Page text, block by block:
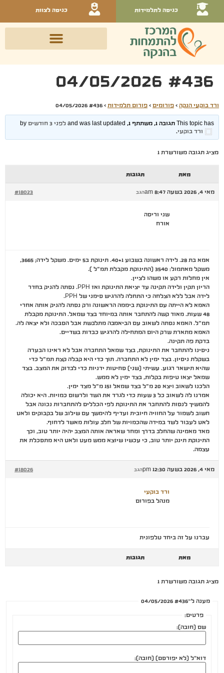
כניסה לתלמידות כניסה לצוות
#436 04/05/2026
ורד בוקעי הנקה › פורומים › פורום תלמידות ›
#436 04/05/2026
This topic has תגובה 1, משתתף 1, and was last updated לפני 3 חודשים
by
ורד בוקעי.
מציג תגובה משורשרת 1
מאת תגובות
מאי 4, 2026 בשעה 8:47 am #18023 הגב
שני וריסה
אורח
אמא בת 28. לידה ראשונה בשבוע 40+1. תינוקת ב5 ימים. משקל לידה; 3665,
משקל מאתמול: 3540 (התינוקת מקבלת תמ״ל ).
אין מחלות רקע או משהו לציין.
הריון תקין ולידה תקינה עד יציאת התינוקת ואז PPH. נסתה להניק בחדר
לידה אבל ללא הצלחה כי התחלה להרגיש סימני של PPH.
האמא לא הייתה עם התינוקת ביממה הראשונה ורק נסתה להניק אותה אחרי
48 שעות. מאוד קשה להתחבר אותה במיוחד בצד שמאל. התינוקת מקבלת
תמ״ל. האמא נסתה לשאוב עם הביאמבה מתלבשת אבל הסבכה ולא יצאה לה.
האמא מתארת שרק היום המתחילה להרגיש כבדות בשדיים.
בדקת פה תקינה.
ניסינו להתחבר את התינוקת, בצד שמאל התחברה אבל לא ראינו הבערה
בשקלת ניסיון. בצד ימין לא התחברה. תוך כדי היא קבלה קצת תמ״ל כדי
שהיא תישאר רגוע. עשיתי (שני) סחיטות ידניות כדי לבדוק את המצב. בצד
שמאל יצאו טיפות בקלות, בצד ימין לא ממש.
הלכנו לשאוב ויצא 20 מ״ל בצד שמאל ו15 מ״ל מצד ימין.
אמרנו לה לשאוב כל 3 שעות כדי לגרד את השד ולרשום כמויות. היא יכולה
להמשיך לנסות להתחבר את התינוקת לפי הכללים להתחברות נכונה אבל
חשוב לשמור על החוויה חיובית ועדיף להימשך עם שילוב של בקבוקים ולאט
לאט לעבור לשד במידה שהכמויות של חלב עולות מאשר לדחוף.
מאד מאמינה שהחלב בדרך ומחר שאראה אותה המצב יהיה יותר טוב, וכך
התינוקת תינק יותר טוב, כי עכשיו שיוצא ממש מעט ולאט היא מתסכלת את
עצמה.
מאי 4, 2026 בשעה 12:30 pm #18026 הגב
ורד בוקעי
מנהל בפורום
עברנו על זה ביחד טלפונית
מאת תגובות
מציג תגובה משורשרת 1
מענה ל־#436 04/05/2026
פרטים:
שם (חובה):
דוא"ל (לא יפורסם) (חובה):